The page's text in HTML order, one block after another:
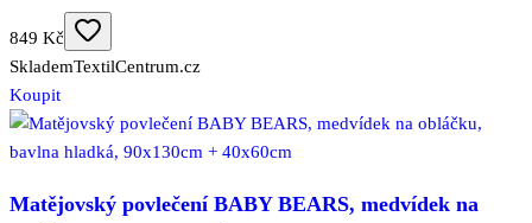
849 Kč
SklademTextilCentrum.cz
Koupit
Matějovský povlečení BABY BEARS, medvídek na